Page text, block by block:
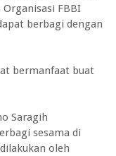
FBBI
berbagi dengan
bermanfaat buat
Saragih
sesama di
oleh